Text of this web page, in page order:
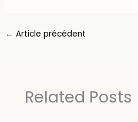
← Article précédent
Related Posts